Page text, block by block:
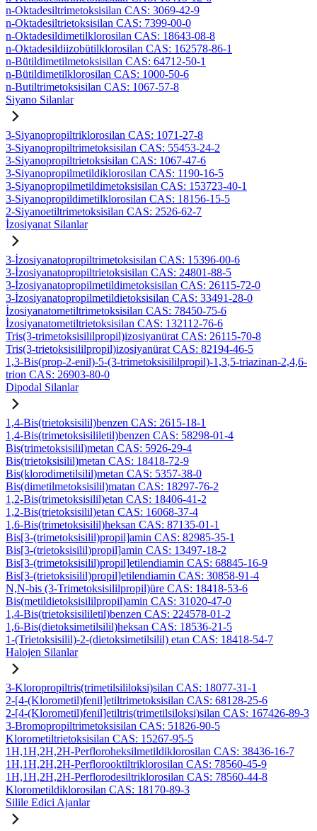
n-Oktadesiltrimetoksisilan CAS: 3069-42-9
n-Oktadesiltrietoksisilan CAS: 7399-00-0
n-Oktadesildimetilklorosilan CAS: 18643-08-8
n-Oktadesildiizobütilklorosilan CAS: 162578-86-1
n-Bütildimetilmetoksisilan CAS: 64712-50-1
n-Bütildimetilklorosilan CAS: 1000-50-6
n-Butiltrimetoksisilan CAS: 1067-57-8
Siyano Silanlar
3-Siyanopropiltriklorosilan CAS: 1071-27-8
3-Siyanopropiltrimetoksisilan CAS: 55453-24-2
3-Siyanopropiltrietoksisilan CAS: 1067-47-6
3-Siyanopropilmetildiklorosilan CAS: 1190-16-5
3-Siyanopropilmetildimetoksisilan CAS: 153723-40-1
3-Siyanopropildimetilklorosilan CAS: 18156-15-5
2-Siyanoetiltrimetoksisilan CAS: 2526-62-7
İzosiyanat Silanlar
3-İzosiyanatopropiltrimetoksisilan CAS: 15396-00-6
3-İzosiyanatopropiltrietoksisilan CAS: 24801-88-5
3-İzosiyanatopropilmetildimetoksisilan CAS: 26115-72-0
3-İzosiyanatopropilmetildietoksisilan CAS: 33491-28-0
İzosiyanatometiltrimetoksisilan CAS: 78450-75-6
İzosiyanatometiltrietoksisilan CAS: 132112-76-6
Tris(3-trimetoksisililpropil)izosiyanürat CAS: 26115-70-8
Tris(3-trietoksisililpropil)izosiyanürat CAS: 82194-46-5
1,3-Bis(prop-2-enil)-5-(3-trimetoksisililpropil)-1,3,5-triazinan-2,4,6-
trion CAS: 26903-80-0
Dipodal Silanlar
1,4-Bis(trietoksisilil)benzen CAS: 2615-18-1
1,4-Bis(trimetoksisililetil)benzen CAS: 58298-01-4
Bis(trimetoksisilil)metan CAS: 5926-29-4
Bis(trietoksisilil)metan CAS: 18418-72-9
Bis(klorodimetilsilil)metan CAS: 5357-38-0
Bis(dimetilmetoksisilil)matan CAS: 18297-76-2
1,2-Bis(trimetoksisilil)etan CAS: 18406-41-2
1,2-Bis(trietoksisilil)etan CAS: 16068-37-4
1,6-Bis(trimetoksisilil)heksan CAS: 87135-01-1
Bis[3-(trimetoksisilil)propil]amin CAS: 82985-35-1
Bis[3-(trietoksisilil)propil]amin CAS: 13497-18-2
Bis[3-(trimetoksisilil)propil]etilendiamin CAS: 68845-16-9
Bis[3-(trietoksisilil)propil]etilendiamin CAS: 30858-91-4
N,N-bis (3-Trimetoksisililpropil)üre CAS: 18418-53-6
Bis(metildietoksisililpropil)amin CAS: 31020-47-0
1,4-Bis(trietoksisililetil)benzen CAS: 224578-01-2
1,6-Bis(dietoksimetilsilil)heksan CAS: 18536-21-5
1-(Trietoksisilil)-2-(dietoksimetilsilil) etan CAS: 18418-54-7
Halojen Silanlar
3-Kloropropiltris(trimetilsililoksi)silan CAS: 18077-31-1
2-[4-(Klorometil)fenil]etiltrimetoksisilan CAS: 68128-25-6
2-[4-(Klorometil)fenil]etiltris(trimetilsiloksi)silan CAS: 167426-89-3
3-Bromopropiltrimetoksisilan CAS: 51826-90-5
Klorometiltrietoksisilan CAS: 15267-95-5
1H,1H,2H,2H-Perfloroheksilmetildiklorosilan CAS: 38436-16-7
1H,1H,2H,2H-Perflorooktiltriklorosilan CAS: 78560-45-9
1H,1H,2H,2H-Perflorodesiltriklorosilan CAS: 78560-44-8
Klorometildiklorosilan CAS: 18170-89-3
Silile Edici Ajanlar